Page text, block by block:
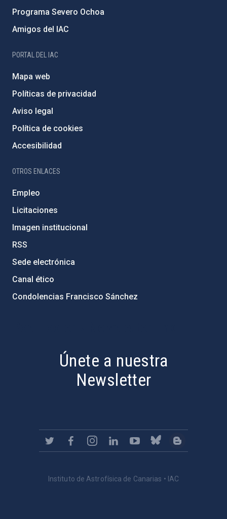
Programa Severo Ochoa
Amigos del IAC
PORTAL DEL IAC
Mapa web
Políticas de privacidad
Aviso legal
Política de cookies
Accesibilidad
OTROS ENLACES
Empleo
Licitaciones
Imagen institucional
RSS
Sede electrónica
Canal ético
Condolencias Francisco Sánchez
Únete a nuestra
Newsletter
Instituto de Astrofísica de Canarias • IAC